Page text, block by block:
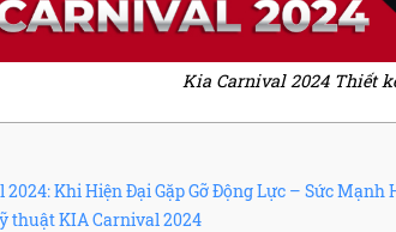
Kia Carnival 2024 Thiết
2024: Khi Hiện Đại Gặp Gỡ Động Lực – Sức Mạnh
thuật KIA Carnival 2024